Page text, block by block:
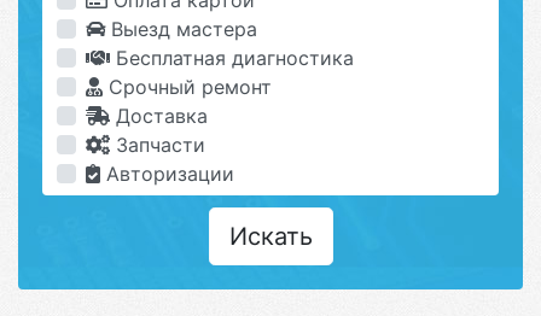
Выезд мастера
Бесплатная диагностика
Срочный ремонт
Доставка
Запчасти
Авторизации
Искать